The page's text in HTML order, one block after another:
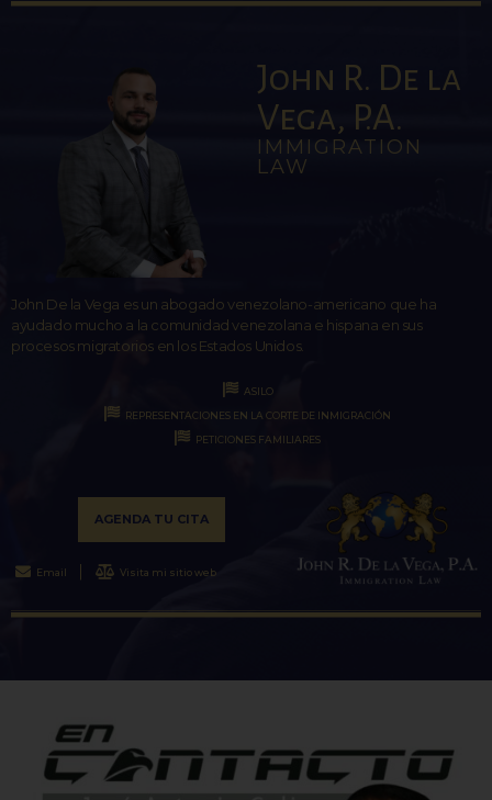
John R. De la
Vega, P.A.
IMMIGRATION
LAW
John De la Vega es un abogado venezolano-americano que ha
ayudado mucho a la comunidad venezolana e hispana en sus
procesos migratorios en los Estados Unidos.
ASILO
REPRESENTACIONES EN LA CORTE DE INMIGRACIÓN
PETICIONES FAMILIARES
AGENDA TU CITA
Email Visita mi sitio web